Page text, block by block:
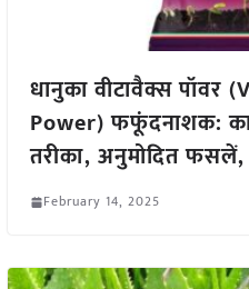
धानुका वीटावैक्स पॉवर
Power) फफूंदनाशक:
तरीका, अनुमोदित फसलें,
February 14, 2025